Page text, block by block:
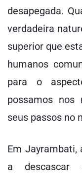
desapegada.
verdadeira
superior que
humanos
para o
possamos
seus passos no
Em Jayrambati,
a descascar